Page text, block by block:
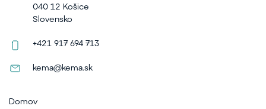
040 12 Košice
Slovensko
+421 917 694 713
kema@kema.sk
Domov